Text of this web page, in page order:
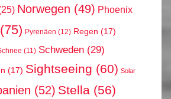
Norwegen (49) Phoenix
(75) Pyrenäen (12) Regen (17)
(11) Schweden (29)
(17) Sightseeing (60) Solar
(52) Stella (56)